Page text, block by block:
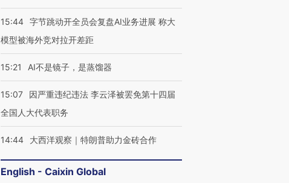
15:44 字节跳动开全员会复盘AI业务进展 称大
模型被海外竞对拉开差距
15:21 AI不是镜子，是蒸馏器
15:07
因严重违纪违法 李云泽被罢免第十四届
全国人大代表职务
14:44 大西洋观察｜特朗普助力金砖合作
English - Caixin Global